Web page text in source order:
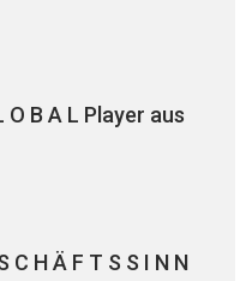
O B A L Player aus
C H Ä F T S S I N N